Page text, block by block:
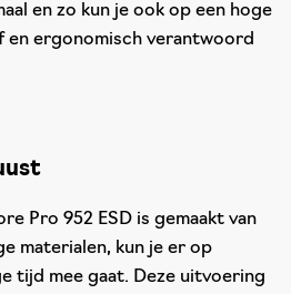
en zo kun je ook op een hoge
en ergonomisch verantwoord
Pro 952 ESD is gemaakt van
materialen, kun je er op
tijd mee gaat. Deze uitvoering